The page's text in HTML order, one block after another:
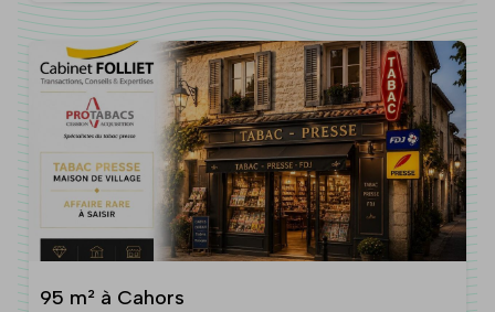
95 m² à Cahors